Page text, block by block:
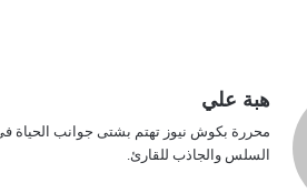
هبة علي
محررة بكوش نيوز تهتم بشتى جوانب الحياة في
السلس والجاذب للقارئ.